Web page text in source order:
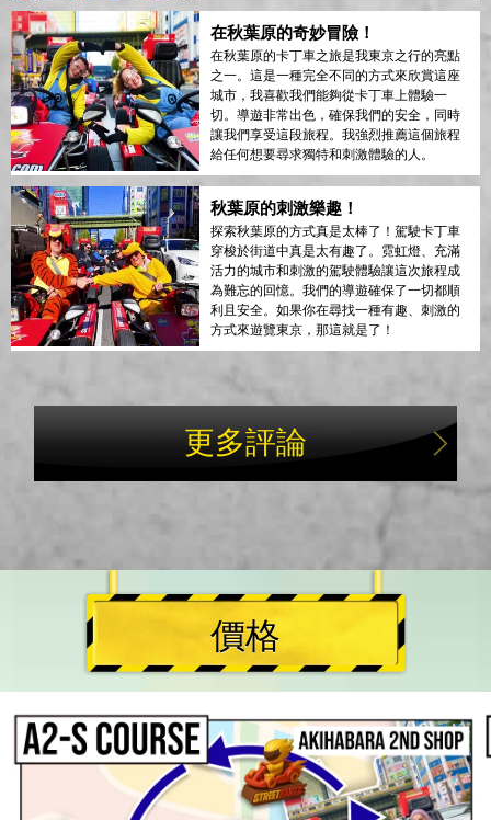
在秋葉原的奇妙冒險！
在秋葉原的卡丁車之旅是我東京之行的亮點
之一。這是一種完全不同的方式來欣賞這座
城市，我喜歡我們能夠從卡丁車上體驗一
切。導遊非常出色，確保我們的安全，同時
讓我們享受這段旅程。我強烈推薦這個旅程
給任何想要尋求獨特和刺激體驗的人。
秋葉原的刺激樂趣！
探索秋葉原的方式真是太棒了！駕駛卡丁車
穿梭於街道中真是太有趣了。霓虹燈、充滿
活力的城市和刺激的駕駛體驗讓這次旅程成
為難忘的回憶。我們的導遊確保了一切都順
利且安全。如果你在尋找一種有趣、刺激的
方式來遊覽東京，那這就是了！
更多評論
價格